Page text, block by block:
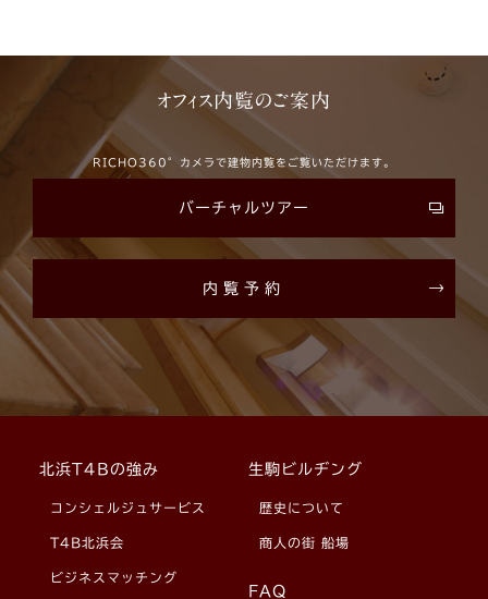
オフィス内覧のご案内
RICHO360°カメラで建物内覧をご覧いただけます。
バーチャルツアー
内覧予約
北浜T4Bの強み
コンシェルジュサービス
T4B北浜会
ビジネスマッチング
生駒ビルヂング
歴史について
商人の街 船場
FAQ